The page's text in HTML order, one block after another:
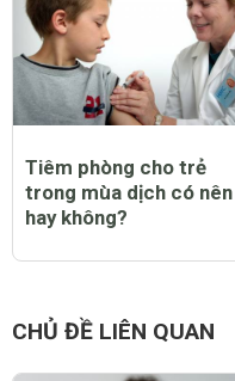
Tiêm phòng cho trẻ
trong mùa dịch có nên
hay không?
CHỦ ĐỀ LIÊN QUAN